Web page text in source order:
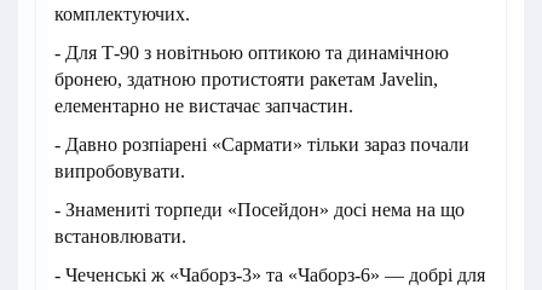
комплектуючих.
- Для Т-90 з новітньою оптикою та динамічною
бронею, здатною протистояти ракетам Javelin,
елементарно не вистачає запчастин.
- Давно розпіарені «Сармати» тільки зараз почали
випробовувати.
- Знамениті торпеди «Посейдон» досі нема на що
встановлювати.
- Чеченські ж «Чаборз-3» та «Чаборз-6» — добрі для